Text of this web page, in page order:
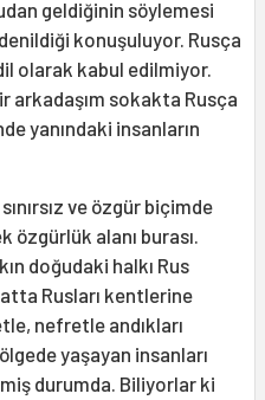
geldiğinin söylemesi
konuşuluyor. Rusça
olarak kabul edilmiyor.
arkadaşım sokakta Rusça
yanındaki insanların
ve özgür biçimde
özgürlük alanı burası.
doğudaki halkı Rus
Rusları kentlerine
nefretle andıkları
yaşayan insanları
durumda. Biliyorlar ki